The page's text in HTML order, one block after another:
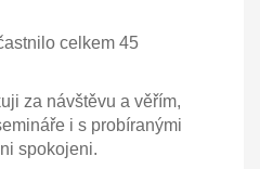
celkem 45
za návštěvu a věřím,
i s probíranými
spokojeni.